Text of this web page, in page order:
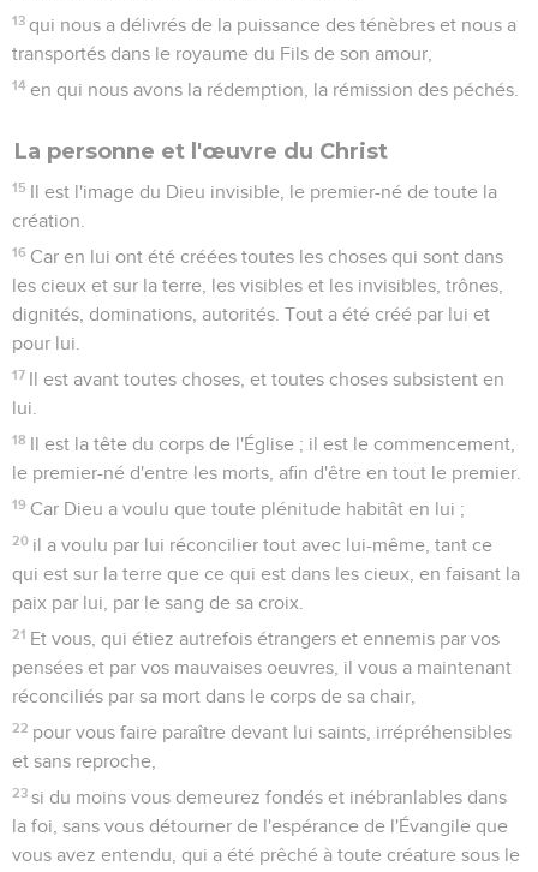
13 qui nous a délivrés de la puissance des ténèbres et nous a
transportés dans le royaume du Fils de son amour,
14 en qui nous avons la rédemption, la rémission des péchés.
La personne et l'œuvre du Christ
15 Il est l'image du Dieu invisible, le premier-né de toute la
création.
16 Car en lui ont été créées toutes les choses qui sont dans
les cieux et sur la terre, les visibles et les invisibles, trônes,
dignités, dominations, autorités. Tout a été créé par lui et
pour lui.
17 Il est avant toutes choses, et toutes choses subsistent en
lui.
18 Il est la tête du corps de l'Église ; il est le commencement,
le premier-né d'entre les morts, afin d'être en tout le premier.
19 Car Dieu a voulu que toute plénitude habitât en lui ;
20 il a voulu par lui réconcilier tout avec lui-même, tant ce
qui est sur la terre que ce qui est dans les cieux, en faisant la
paix par lui, par le sang de sa croix.
21 Et vous, qui étiez autrefois étrangers et ennemis par vos
pensées et par vos mauvaises oeuvres, il vous a maintenant
réconciliés par sa mort dans le corps de sa chair,
22 pour vous faire paraître devant lui saints, irrépréhensibles
et sans reproche,
23 si du moins vous demeurez fondés et inébranlables dans
la foi, sans vous détourner de l'espérance de l'Évangile que
vous avez entendu, qui a été prêché à toute créature sous le